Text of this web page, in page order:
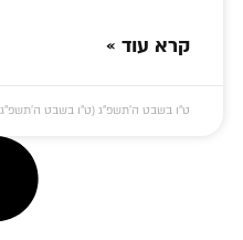
קרא עוד »
ט״ו בשבט ה׳תשפ״ג (ט״ו בשבט ה׳תשפ״ג